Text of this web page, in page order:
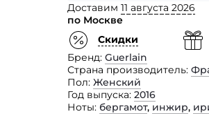
Доставим 11 августа 2026
по Москве
Скидки
Бренд Guerlain
Страна производитель
Пол Женский
Год выпуска 2016
Ноты бергамот, инжир,